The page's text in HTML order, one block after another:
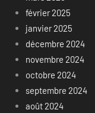
février 2025
janvier 2025
décembre 2024
novembre 2024
octobre 2024
septembre 2024
août 2024